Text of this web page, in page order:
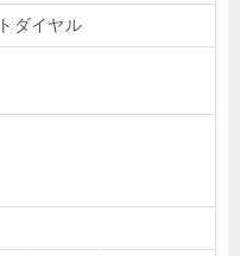
ダイヤル